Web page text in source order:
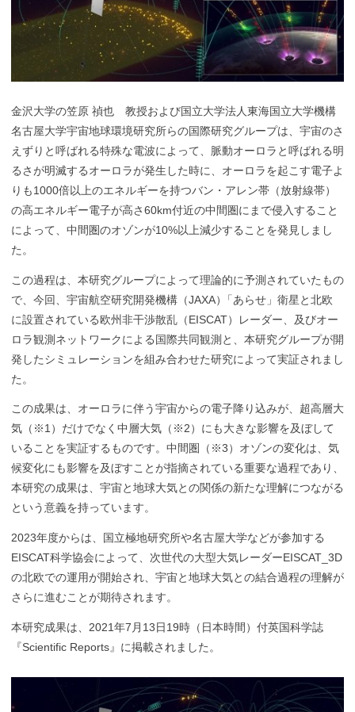
金沢大学の笠原 禎也 教授および国立大学法人東海国立大学機構
名古屋大学宇宙地球環境研究所らの国際研究グループは、宇宙のさ
えずりと呼ばれる特殊な電波によって、脈動オーロラと呼ばれる明
るさが明滅するオーロラが発生した時に、オーロラを起こす電子よ
りも1000倍以上のエネルギーを持つバン・アレン帯（放射線帯）
の高エネルギー電子が高さ60km付近の中間圏にまで侵入すること
によって、中間圏のオゾンが10%以上減少することを発見しまし
た。
この過程は、本研究グループによって理論的に予測されていたもの
で、今回、宇宙航空研究開発機構（JAXA）
「あらせ」衛星と北欧
に設置されている欧州非干渉散乱（EISCAT）レーダー、及びオー
ロラ観測ネットワークによる国際共同観測と、本研究グループが開
発したシミュレーションを組み合わせた研究によって実証されまし
た。
この成果は、オーロラに伴う宇宙からの電子降り込みが、超高層大
気（※1）だけでなく中層大気（※2）にも大きな影響を及ぼして
いることを実証するものです。中間圏（※3）オゾンの変化は、気
候変化にも影響を及ぼすことが指摘されている重要な過程であり、
本研究の成果は、宇宙と地球大気との関係の新たな理解につながる
という意義を持っています。
2023年度からは、国立極地研究所や名古屋大学などが参加する
EISCAT科学協会によって、次世代の大型大気レーダーEISCAT_3D
の北欧での運用が開始され、宇宙と地球大気との結合過程の理解が
さらに進むことが期待されます。
本研究成果は、2021年7月13日19時（日本時間）付英国科学誌
『Scientific Reports』に掲載されました。